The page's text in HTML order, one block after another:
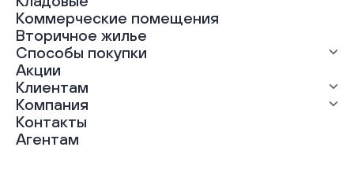
ЖК «Гравитация»
ЖК «Грин Гарден»
ЖК «Динамика»
ЖК «Мохито»
ЖК «Современник»
ЖК «Янтарная долина»
Коммерческие помещения
Вторичное жилье
Способы покупки
Выгодная ипотека
Рассрочка
Материнский капитал
Трейд-ин
100% оплата
Акции
Клиентам
Ход строительства
Документы
Выдача ключей
Компания
О нас
Карьера
Контакты
Агентам